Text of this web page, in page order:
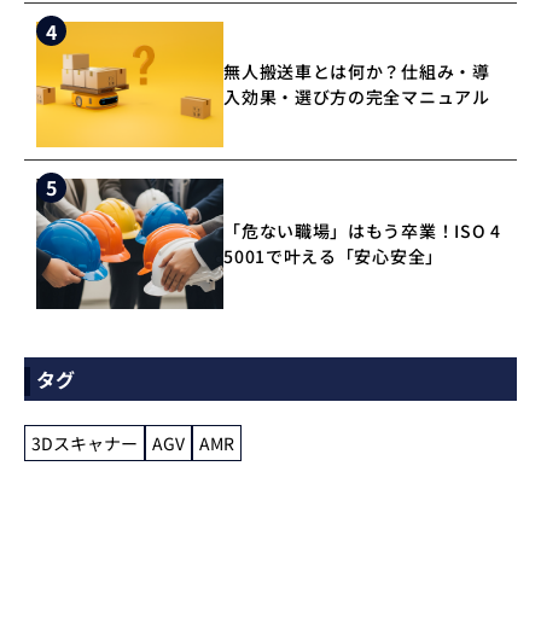
4
無人搬送車とは何か？仕組み・導
入効果・選び方の完全マニュアル
5
「危ない職場」はもう卒業！ISO 4
5001で叶える「安心安全」
タグ
3Dスキャナー AGV AMR